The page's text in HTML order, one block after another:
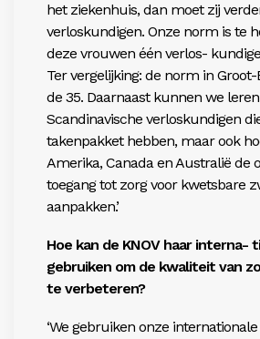
het ziekenhuis, dan moet zij
verloskundigen. Onze norm is te
deze vrouwen één verlos-
Ter vergelijking: de norm in
de 35. Daarnaast kunnen we
Scandinavische verloskundigen
takenpakket hebben, maar ook
Amerika, Canada en Australië de
toegang tot zorg voor kwetsbare
aanpakken.’
Hoe kan de KNOV haar interna-
gebruiken om de kwaliteit van
te verbeteren?
‘We gebruiken onze